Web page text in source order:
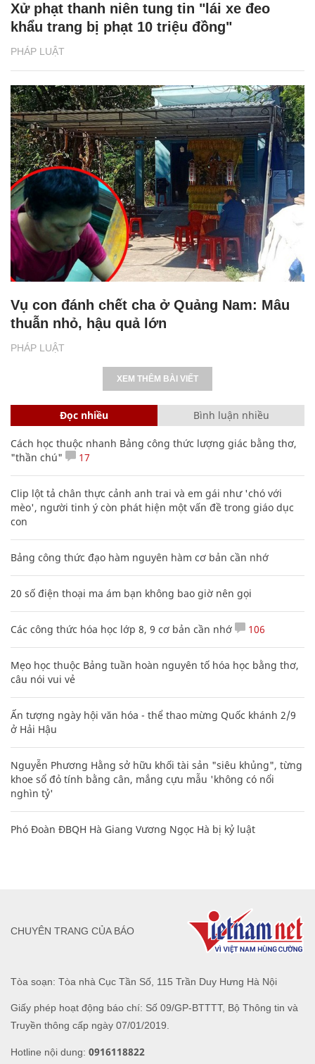
PHÁP LUẬT
Xử phạt thanh niên tung tin "lái xe đeo
khẩu trang bị phạt 10 triệu đồng"
PHÁP LUẬT
Vụ con đánh chết cha ở Quảng Nam: Mâu
thuẫn nhỏ, hậu quả lớn
XEM THÊM BÀI VIẾT
Đọc nhiều Bình luận nhiều
Cách học thuộc nhanh Bảng công thức lượng giác bằng thơ,
"thần chú"
17
Clip lột tả chân thực cảnh anh trai và em gái như 'chó với
mèo', người tinh ý còn phát hiện một vấn đề trong giáo dục
con
Bảng công thức đạo hàm nguyên hàm cơ bản cần nhớ
20 số điện thoại ma ám bạn không bao giờ nên gọi
Các công thức hóa học lớp 8, 9 cơ bản cần nhớ 106
Mẹo học thuộc Bảng tuần hoàn nguyên tố hóa học bằng thơ,
câu nói vui vẻ
Ấn tượng ngày hội văn hóa - thể thao mừng Quốc khánh 2/9
ở Hải Hậu
Nguyễn Phương Hằng sở hữu khối tài sản "siêu khủng", từng
khoe sổ đỏ tính bằng cân, mắng cựu mẫu 'không có nổi
nghìn tỷ'
Phó Đoàn ĐBQH Hà Giang Vương Ngọc Hà bị kỷ luật
Tòa soạn: Tòa nhà Cục Tần Số, 115 Trần Duy Hưng Hà Nội
Giấy phép hoạt động báo chí: Số 09/GP-BTTTT, Bộ Thông tin và
Truyền thông cấp ngày 07/01/2019.
Hotline nội dung: 0916118822
CHUYÊN TRANG CỦA BÁO